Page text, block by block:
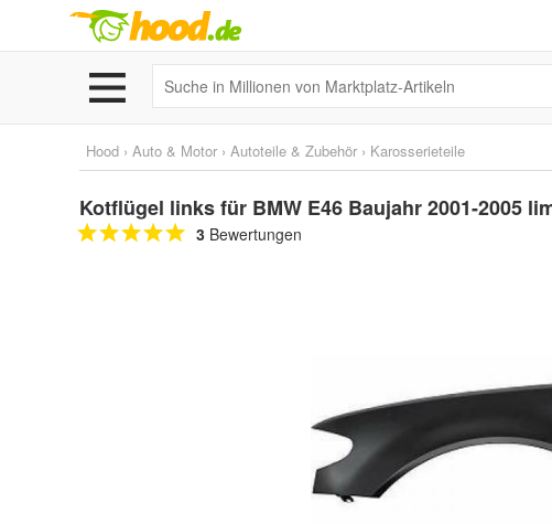
Hood › Auto & Motor › Autoteile & Zubehör › Karosserieteile
Kotflügel links für BMW E46 Baujahr 2001-2005
3 Bewertungen